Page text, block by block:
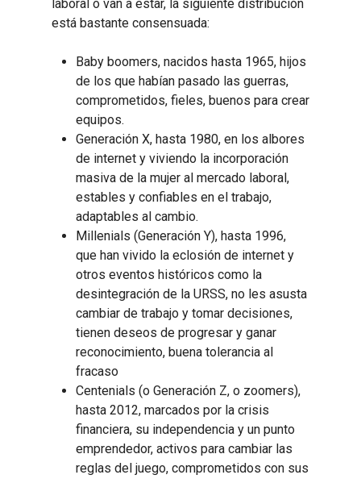
laboral o van a estar, la siguiente distribución
está bastante consensuada:
Baby boomers, nacidos hasta 1965, hijos
de los que habían pasado las guerras,
comprometidos, fieles, buenos para crear
equipos.
Generación X, hasta 1980, en los albores
de internet y viviendo la incorporación
masiva de la mujer al mercado laboral,
estables y confiables en el trabajo,
adaptables al cambio.
Millenials (Generación Y), hasta 1996,
que han vivido la eclosión de internet y
otros eventos históricos como la
desintegración de la URSS, no les asusta
cambiar de trabajo y tomar decisiones,
tienen deseos de progresar y ganar
reconocimiento, buena tolerancia al
fracaso
Centenials (o Generación Z, o zoomers),
hasta 2012, marcados por la crisis
financiera, su independencia y un punto
emprendedor, activos para cambiar las
reglas del juego, comprometidos con sus